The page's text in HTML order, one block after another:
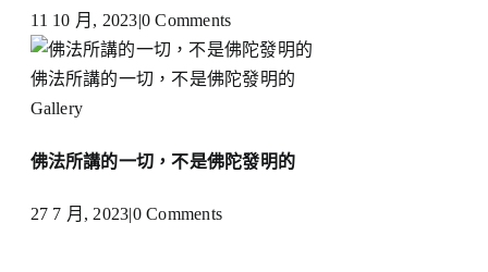
11 10 月, 2023|0 Comments
佛法所講的一切，不是佛陀發明的
Gallery
佛法所講的一切，不是佛陀發明的
27 7 月, 2023|0 Comments